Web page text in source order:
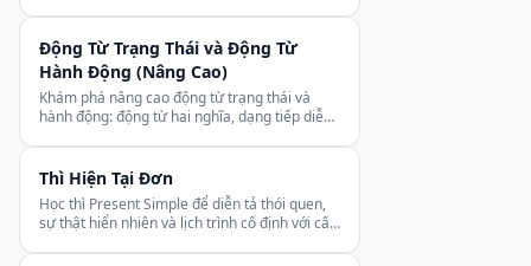
Động Từ Trạng Thái và Động Từ
Hành Động (Nâng Cao)
Khám phá nâng cao động từ trạng thái và
hành động: động từ hai nghĩa, dạng tiếp diễn
Thì Hiện Tại Đơn
Học thì Present Simple để diễn tả thói quen,
sự thật hiển nhiên và lịch trình cố định với cấu